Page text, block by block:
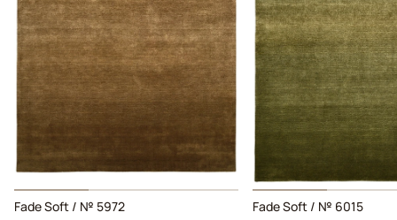
Fade Soft / № 5972
Fade Soft / № 6015